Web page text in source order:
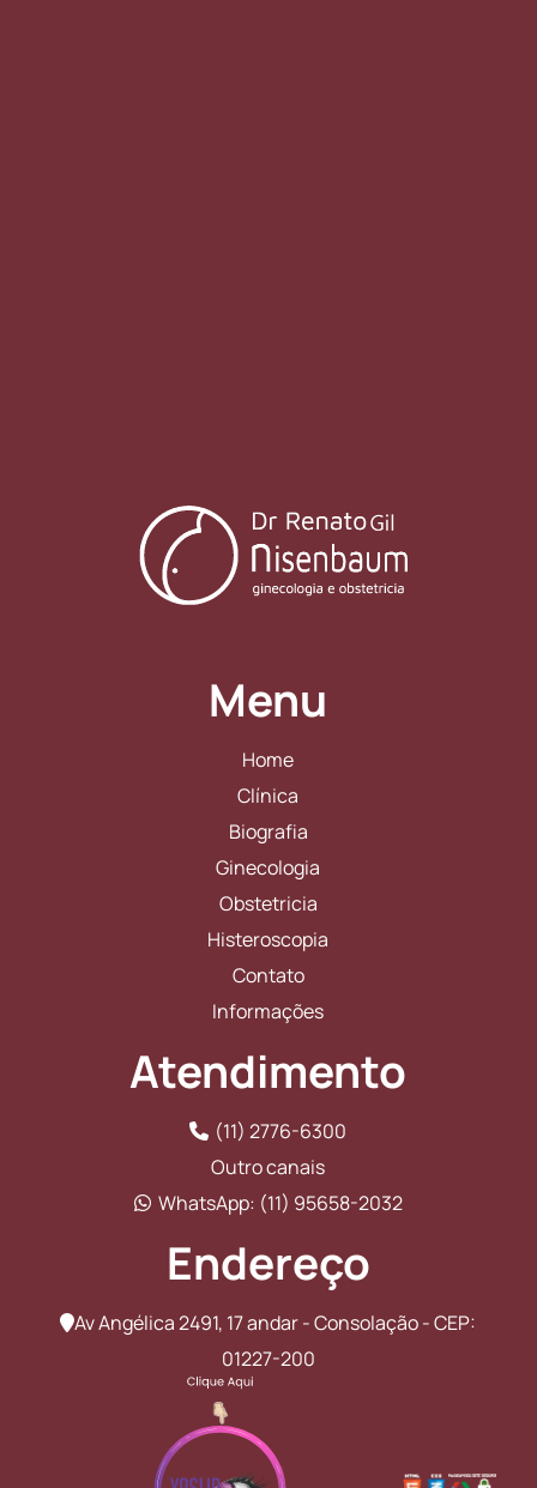
Menu
Home
Clínica
Biografia
Ginecologia
Obstetricia
Histeroscopia
Contato
Informações
Atendimento
(11) 2776-6300
Outro canais
WhatsApp: (11) 95658-2032
Endereço
Av Angélica 2491, 17 andar - Consolação - CEP:
01227-200